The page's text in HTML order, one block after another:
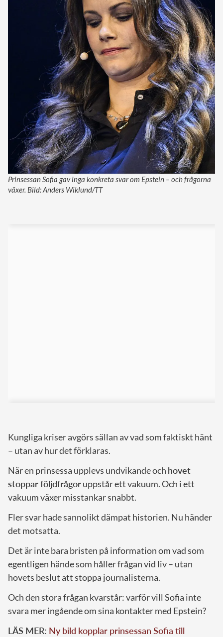
Prinsessan Sofia gav inga konkreta svar om Epstein – och frågorna
växer. Bild: Anders Wiklund/TT
Kungliga kriser avgörs sällan av vad som faktiskt hänt
– utan av hur det förklaras.
När en prinsessa upplevs undvikande och hovet
stoppar följdfrågoruppstår ett vakuum. Och i ett
vakuum växer misstankar snabbt.
Fler svar hade sannolikt dämpat historien. Nu händer
det motsatta.
Det är inte bara bristen på information om vad som
egentligen hände som håller frågan vid liv – utan
hovets beslut att stoppa journalisterna.
Och den stora frågan kvarstår: varför vill Sofia inte
svara mer ingående om sina kontakter med Epstein?
LÄS MER: Ny bild kopplar prinsessan Sofia till